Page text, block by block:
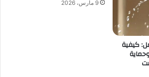
كيفية
9 مارس، 2026